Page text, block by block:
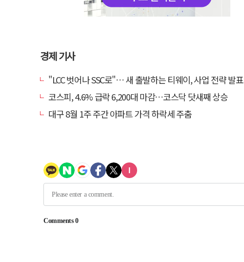
경제 기사
"LCC 벗어나 SSC로"… 새 출발하는 티웨이, 사업 전략 발표
코스피, 4.6% 급락 6,200대 마감…코스닥 닷새째 상승
대구 8월 1주 주간 아파트 가격 하락세 주춤